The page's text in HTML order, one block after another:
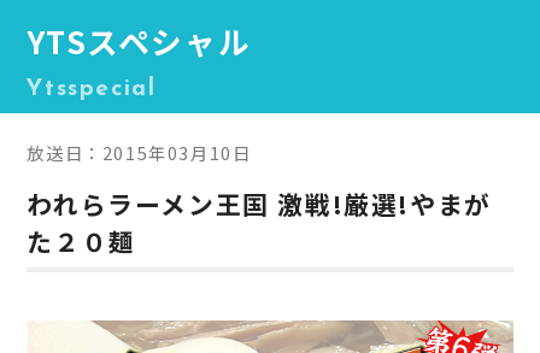
YTSスペシャル
Ytsspecial
放送日：2015年03月10日
われらラーメン王国 激戦!厳選!やまが
た２０麺